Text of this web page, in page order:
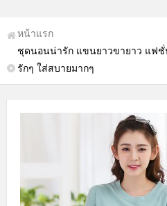
หน้าแรก
ชุดนอนน่ารัก แขนยาวขายาว แฟชั่
รักๆ ใส่สบายมากๆ